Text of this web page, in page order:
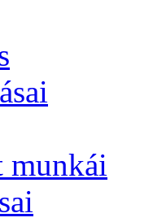
munkái